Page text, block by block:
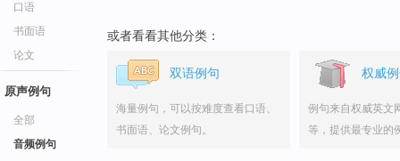
口语
书面语
论文
原声例句
全部
音频例句
或者看看其他分类：
双语例句
海量例句，可以按难度查看口语、
书面语、论文例句。
权威
例句来自权威英文
等，提供最专业的